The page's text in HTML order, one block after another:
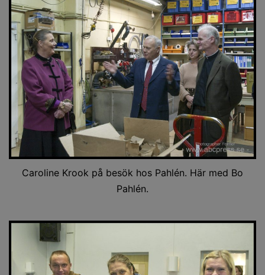
Caroline Krook på besök hos Pahlén. Här med Bo
Pahlén.